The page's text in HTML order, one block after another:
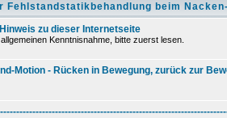
Fehlstandstatikbehandlung beim
zu dieser Internetseite
Kenntnisnahme, bitte zuerst lesen.
Motion - Rücken in Bewegung, zurück zur